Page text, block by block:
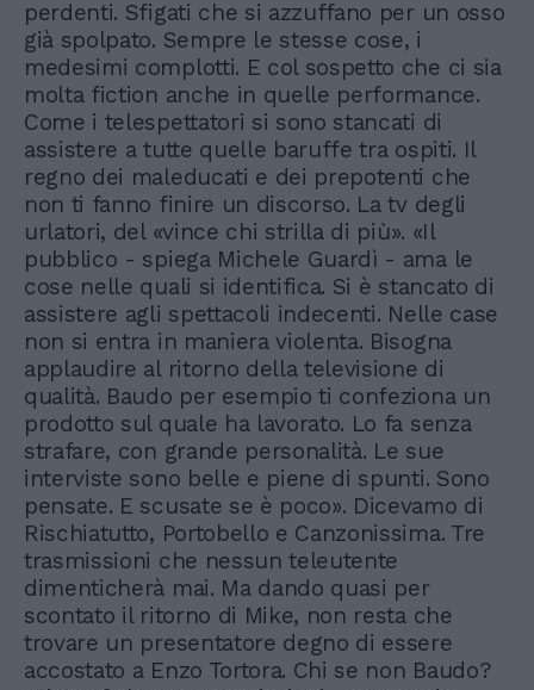
perdenti. Sfigati che si azzuffano per un osso
già spolpato. Sempre le stesse cose, i
medesimi complotti. E col sospetto che ci sia
molta fiction anche in quelle performance.
Come i telespettatori si sono stancati di
assistere a tutte quelle baruffe tra ospiti. Il
regno dei maleducati e dei prepotenti che
non ti fanno finire un discorso. La tv degli
urlatori, del «vince chi strilla di più». «Il
pubblico - spiega Michele Guardì - ama le
cose nelle quali si identifica. Si è stancato di
assistere agli spettacoli indecenti. Nelle case
non si entra in maniera violenta. Bisogna
applaudire al ritorno della televisione di
qualità. Baudo per esempio ti confeziona un
prodotto sul quale ha lavorato. Lo fa senza
strafare, con grande personalità. Le sue
interviste sono belle e piene di spunti. Sono
pensate. E scusate se è poco». Dicevamo di
Rischiatutto, Portobello e Canzonissima. Tre
trasmissioni che nessun teleutente
dimenticherà mai. Ma dando quasi per
scontato il ritorno di Mike, non resta che
trovare un presentatore degno di essere
accostato a Enzo Tortora. Chi se non Baudo?